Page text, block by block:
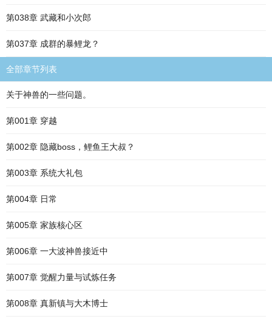
第038章 武藏和小次郎
第037章 成群的暴鲤龙？
全部章节列表
关于神兽的一些问题。
第001章 穿越
第002章 隐藏boss，鲤鱼王大叔？
第003章 系统大礼包
第004章 日常
第005章 家族核心区
第006章 一大波神兽接近中
第007章 觉醒力量与试炼任务
第008章 真新镇与大木博士